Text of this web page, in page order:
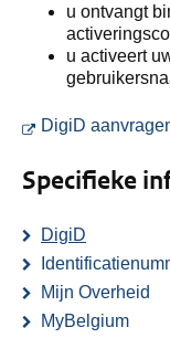
u ontvangt
u activeert
DigiD
Specifieke
DigiD
Mijn Overheid
MyBelgium